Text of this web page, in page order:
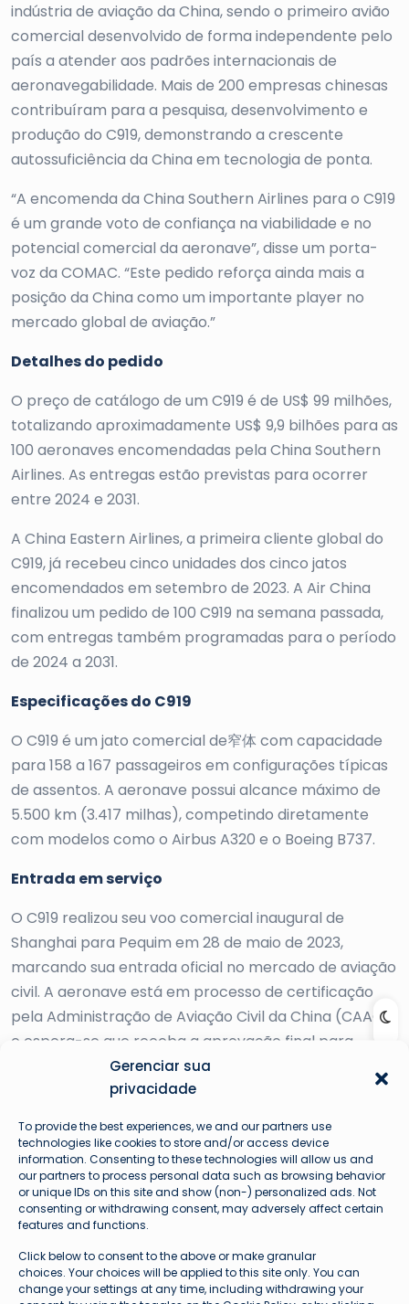
Gerenciar sua
privacidade
To provide the best experiences, we and our partners use
technologies like cookies to store and/or access device
information. Consenting to these technologies will allow us and
our partners to process personal data such as browsing behavior
or unique IDs on this site and show (non-) personalized ads. Not
consenting or withdrawing consent, may adversely affect certain
features and functions.
Click below to consent to the above or make granular
choices. Your choices will be applied to this site only. You can
change your settings at any time, including withdrawing your
indústria de aviação da China, sendo o primeiro avião
comercial desenvolvido de forma independente pelo
país a atender aos padrões internacionais de
aeronavegabilidade. Mais de 200 empresas chinesas
contribuíram para a pesquisa, desenvolvimento e
produção do C919, demonstrando a crescente
autossuficiência da China em tecnologia de ponta.
“A encomenda da China Southern Airlines para o C919
é um grande voto de confiança na viabilidade e no
potencial comercial da aeronave”, disse um porta-
voz da COMAC. “Este pedido reforça ainda mais a
posição da China como um importante player no
mercado global de aviação.”
Detalhes do pedido
O preço de catálogo de um C919 é de US$ 99 milhões,
totalizando aproximadamente US$ 9,9 bilhões para as
100 aeronaves encomendadas pela China Southern
Airlines. As entregas estão previstas para ocorrer
entre 2024 e 2031.
A China Eastern Airlines, a primeira cliente global do
C919, já recebeu cinco unidades dos cinco jatos
encomendados em setembro de 2023. A Air China
finalizou um pedido de 100 C919 na semana passada,
com entregas também programadas para o período
de 2024 a 2031.
Especificações do C919
O C919 é um jato comercial de窄体 com capacidade
para 158 a 167 passageiros em configurações típicas
de assentos. A aeronave possui alcance máximo de
5.500 km (3.417 milhas), competindo diretamente
com modelos como o Airbus A320 e o Boeing B737.
Entrada em serviço
O C919 realizou seu voo comercial inaugural de
Shanghai para Pequim em 28 de maio de 2023,
marcando sua entrada oficial no mercado de aviação
civil. A aeronave está em processo de certificação
pela Administração de Aviação Civil da China (CAAC)
e espera-se que receba a aprovação final para
operações comerciais em breve.
O sucesso do C919 representa um passo importante
para a China na sua ambição de se tornar uma líder
global na indústria de aviação. A aeronave tem o
potencial de reduzir a dependência da China de jatos
exportação de produtos aeroespaciais chineses para
o mundo todo.